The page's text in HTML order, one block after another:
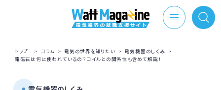
トップ > コラム > 電気の世界を知りたい > 電気機器のしくみ >
電磁石は何に使われているの？コイルとの関係性も含めて解説！